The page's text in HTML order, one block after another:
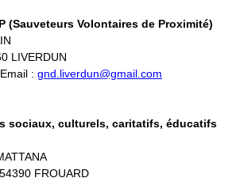
(Sauveteurs Volontaires de Proximité)
LIVERDUN
: gnd.liverdun@gmail.com
sociaux, culturels, caritatifs, éducatifs
FROUARD